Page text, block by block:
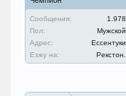
Сообщения:
1.978
Пол:
Мужской
Адрес:
Ессентуки
Езжу на:
Рекстон.